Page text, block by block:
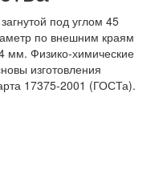
под углом 45
по внешним краям
мм. Физико-химические
изготовления
17375-2001 (ГОСТа).